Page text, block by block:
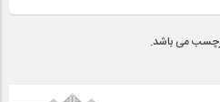
می باشد.